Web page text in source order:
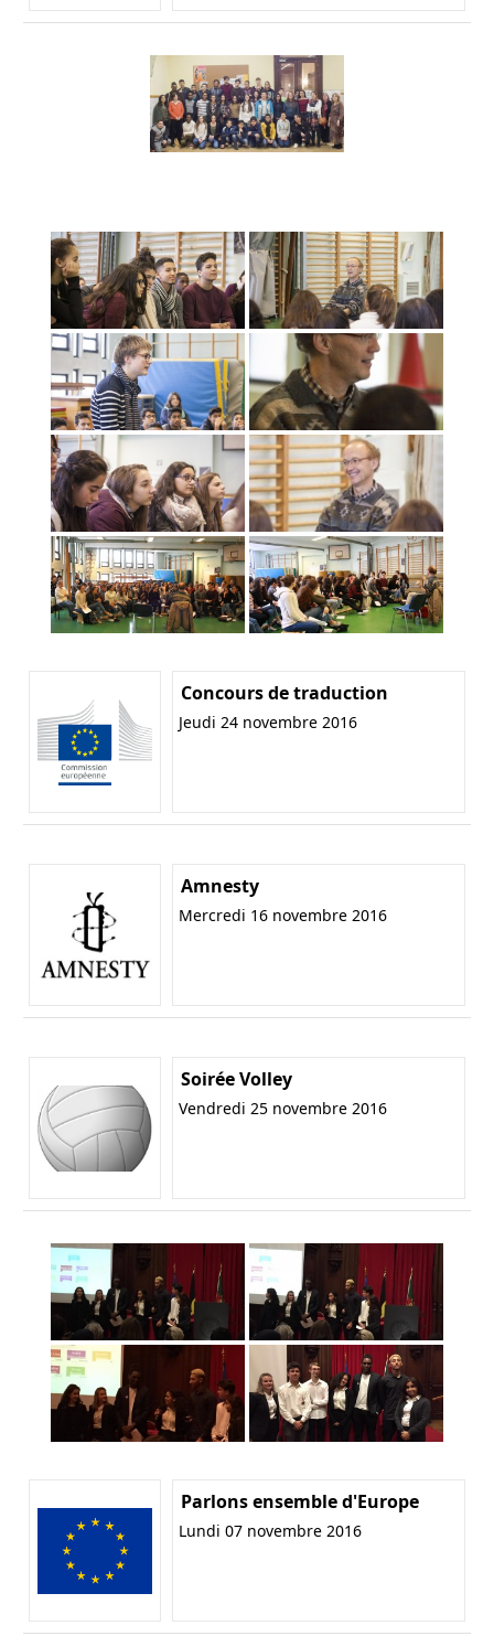
Concours de traduction
Jeudi 24 novembre 2016
Amnesty
Mercredi 16 novembre 2016
Soirée Volley
Vendredi 25 novembre 2016
Parlons ensemble d'Europe
Lundi 07 novembre 2016